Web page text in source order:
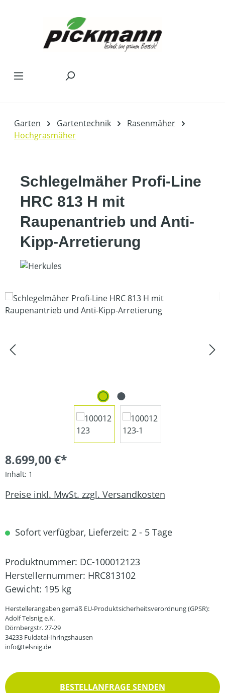
Garten Gartentechnik
Rasenmäher
Hochgrasmäher
Schlegelmäher Profi-Line
HRC 813 H mit
Raupenantrieb und Anti-
Kipp-Arretierung
Bildergalerie überspringen
8.699,00 €*
Inhalt: 1
Preise inkl. MwSt. zzgl. Versandkosten
Sofort verfügbar, Lieferzeit: 2 - 5 Tage
Produktnummer: DC-100012123
Herstellernummer: HRC813102
Gewicht: 195 kg
Herstellerangaben gemäß EU-Produktsicherheitsverordnung (GPSR):
Adolf Telsnig e.K.
Dörnbergstr. 27-29
34233 Fuldatal-Ihringshausen
info@telsnig.de
BESTELLANFRAGE SENDEN